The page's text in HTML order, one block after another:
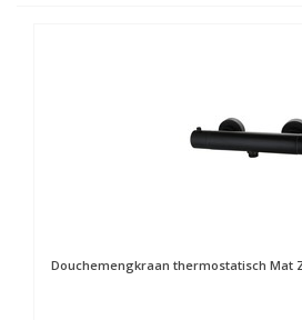
Douchemengkraan thermostatisch Mat